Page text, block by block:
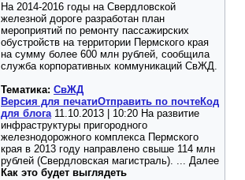
На 2014-2016 годы на Свердловской
железной дороге разработан план
мероприятий по ремонту пассажирских
обустройств на территории Пермского края
на сумму более 600 млн рублей, сообщила
служба корпоративных коммуникаций СвЖД.
Тематика: СвЖД
Версия для печатиОтправить по почтеКод
для блога11.10.2013 | 10:20 На развитие
инфраструктуры пригородного
железнодорожного комплекса Пермского
края в 2013 году направлено свыше 114 млн
рублей (Свердловская магистраль). ... Далее
Как это будет выглядеть